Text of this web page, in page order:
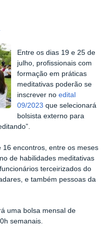
Entre os dias 19 e 25 de
julho, profissionais com
formação em práticas
meditativas poderão se
inscrever noedital
09/2023 que selecionará
bolsista externo para
16 encontros, entre os meses
de habilidades meditativas
terceirizados do
e também pessoas da
uma bolsa mensal de
semanais.